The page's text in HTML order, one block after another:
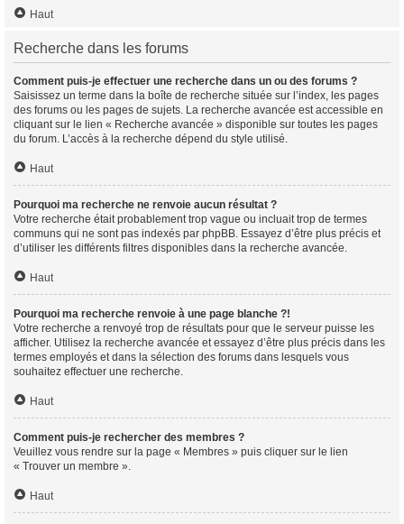
Haut
Recherche dans les forums
Comment puis-je effectuer une recherche dans un ou des forums ?
Saisissez un terme dans la boîte de recherche située sur l’index, les pages
des forums ou les pages de sujets. La recherche avancée est accessible en
cliquant sur le lien « Recherche avancée » disponible sur toutes les pages
du forum. L’accès à la recherche dépend du style utilisé.
Haut
Pourquoi ma recherche ne renvoie aucun résultat ?
Votre recherche était probablement trop vague ou incluait trop de termes
communs qui ne sont pas indexés par phpBB. Essayez d’être plus précis et
d’utiliser les différents filtres disponibles dans la recherche avancée.
Haut
Pourquoi ma recherche renvoie à une page blanche ?!
Votre recherche a renvoyé trop de résultats pour que le serveur puisse les
afficher. Utilisez la recherche avancée et essayez d’être plus précis dans les
termes employés et dans la sélection des forums dans lesquels vous
souhaitez effectuer une recherche.
Haut
Comment puis-je rechercher des membres ?
Veuillez vous rendre sur la page « Membres » puis cliquer sur le lien
« Trouver un membre ».
Haut